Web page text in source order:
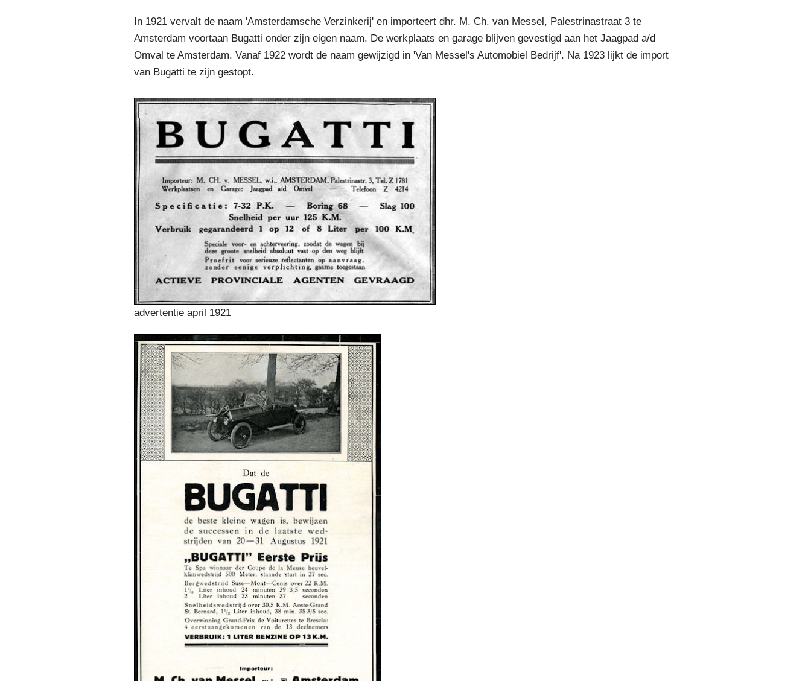
In 1921 vervalt de naam 'Amsterdamsche Verzinkerij' en importeert dhr. M. Ch. van Messel, Palestrinastraat 3 te
Amsterdam voortaan Bugatti onder zijn eigen naam. De werkplaats en garage blijven gevestigd aan het Jaagpad a/d
Omval te Amsterdam. Vanaf 1922 wordt de naam gewijzigd in 'Van Messel's Automobiel Bedrijf'. Na 1923 lijkt de import
van Bugatti te zijn gestopt.
advertentie april 1921